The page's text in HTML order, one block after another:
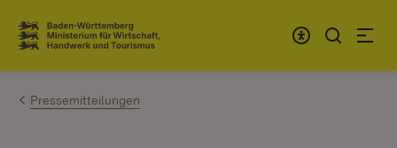
Zum Inhalt springen
Link zur Startseite
Pressemitteilungen